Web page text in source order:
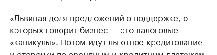
«Львиная доля предложений о поддержке, о
которых говорит бизнес — это налоговые
«каникулы». Потом идут льготное кредитование